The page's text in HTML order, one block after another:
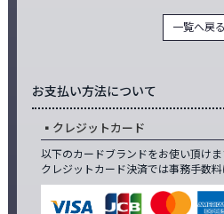
一覧へ戻る
お支払い方法について
クレジットカード
以下のカードブランドをお使い頂けま
クレジットカード決済では事務手数料